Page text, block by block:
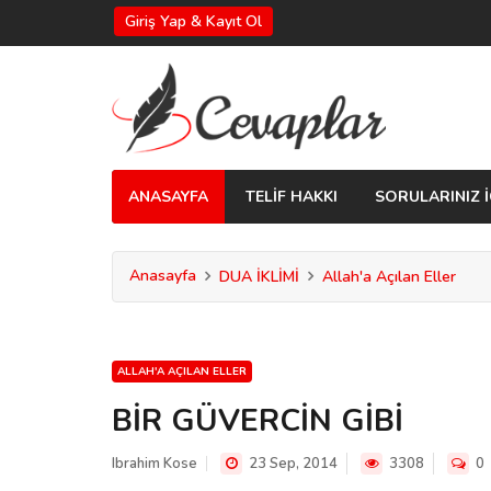
Giriş Yap & Kayıt Ol
ANASAYFA TELİF HAKKI SORULARINIZ
Anasayfa DUA İKLİMİ Allah'a Açılan Eller
ALLAH'A AÇILAN ELLER
BİR GÜVERCİN GİBİ
Ibrahim Kose 23 Sep, 2014 3308 0